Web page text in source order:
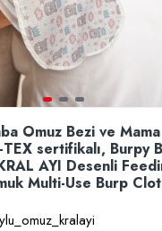
Omuz Bezi ve
sertifikalı, Burpy
AYI Desenli
Multi-Use Burp